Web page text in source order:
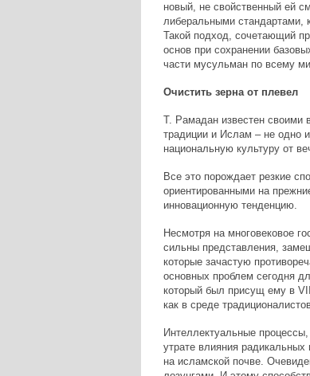
новый, не свойственный ей
либеральными стандартами,
Такой подход, сочетающий
основ при сохранении
части мусульман по всему
Очистить зерна от плевел
Т. Рамадан известен своими
традиции и Ислам – не одно
национальную культуру от
Все это порождает резкие
ориентированными на
инновационную тенденцию.
Несмотря на многовековое
сильны представления,
которые зачастую
основных проблем сегодня
который был присущ ему в
как в среде
Интеллектуальные
утрате влияния
на исламской почве.